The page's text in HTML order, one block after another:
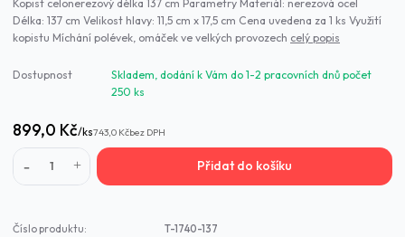
Kopist celonerezový délka 137 cm Parametry Materiál: nerezová ocel
Délka: 137 cm Velikost hlavy: 11,5 cm x 17,5 cm Cena uvedena za 1 ks Využití
kopistu Míchání polévek, omáček ve velkých provozech celý popis
Dostupnost
Skladem, dodání k Vám do 1-2 pracovních dnů počet
250 ks
899,0 Kč/ks743,0 Kčbez DPH
Přidat do košíku
Číslo produktu:
T-1740-137